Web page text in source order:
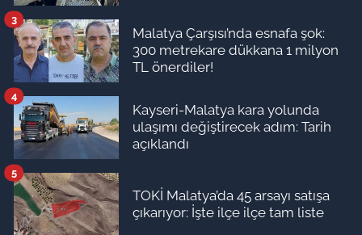
Malatya Çarşısı’nda esnafa şok:
300 metrekare dükkana 1 milyon
TL önerdiler!
3
Kayseri-Malatya kara yolunda
ulaşımı değiştirecek adım: Tarih
açıklandı
4
TOKİ Malatya’da 45 arsayı satışa
çıkarıyor: İşte ilçe ilçe tam liste
5